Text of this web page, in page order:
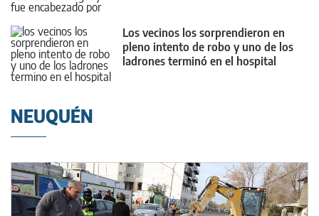
Los vecinos los sorprendieron en
pleno intento de robo y uno de los
ladrones terminó en el hospital
NEUQUÉN